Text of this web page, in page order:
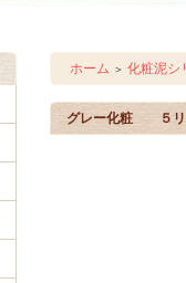
ホーム ＞ 化粧泥
グレー化粧 ５リ